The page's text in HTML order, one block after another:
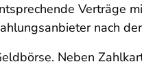
Verträge
nach
Neben